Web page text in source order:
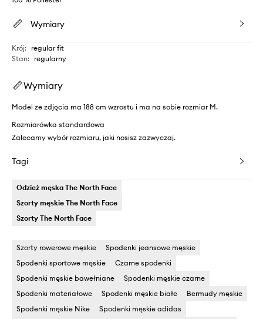
Wymiary
Krój: regular fit
Stan: regularny
Wymiary
Model ze zdjęcia ma 188 cm wzrostu i ma na sobie rozmiar M.
Rozmiarówka standardowa
Zalecamy wybór rozmiaru, jaki nosisz zazwyczaj.
Tagi
Odzież męska The North Face
Szorty męskie The North Face
Szorty The North Face
Szorty rowerowe męskie
Spodenki jeansowe męskie
Spodenki sportowe męskie
Czarne spodenki
Spodenki męskie bawełniane
Spodenki męskie czarne
Spodenki materiałowe
Spodenki męskie białe
Bermudy męskie
Spodenki męskie Nike
Spodenki męskie adidas